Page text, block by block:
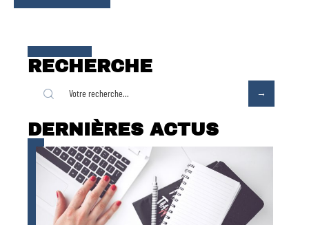
RECHERCHE
DERNIÈRES ACTUS